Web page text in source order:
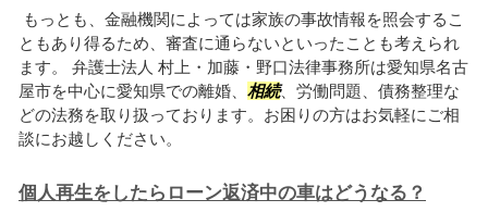
もっとも、金融機関によっては家族の事故情報を照会するこ
ともあり得るため、審査に通らないといったことも考えられ
ます。 弁護士法人 村上・加藤・野口法律事務所は愛知県名古
屋市を中心に愛知県での離婚、 相続、労働問題、債務整理な
どの法務を取り扱っております。お困りの方はお気軽にご相
談にお越しください。
個人再生をしたらローン返済中の車はどうなる？